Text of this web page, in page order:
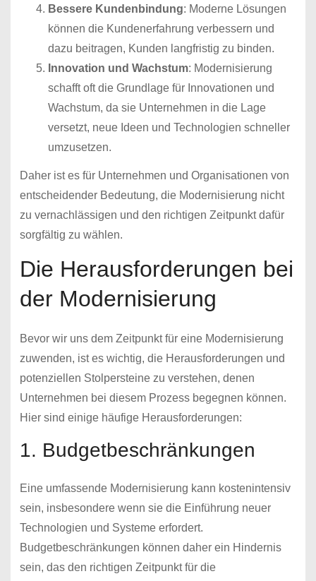
Bessere Kundenbindung: Moderne Lösungen
können die Kundenerfahrung verbessern und
dazu beitragen, Kunden langfristig zu binden.
Innovation und Wachstum: Modernisierung
schafft oft die Grundlage für Innovationen und
Wachstum, da sie Unternehmen in die Lage
versetzt, neue Ideen und Technologien schneller
umzusetzen.
Daher ist es für Unternehmen und Organisationen von
entscheidender Bedeutung, die Modernisierung nicht
zu vernachlässigen und den richtigen Zeitpunkt dafür
sorgfältig zu wählen.
Die Herausforderungen bei
der Modernisierung
Bevor wir uns dem Zeitpunkt für eine Modernisierung
zuwenden, ist es wichtig, die Herausforderungen und
potenziellen Stolpersteine zu verstehen, denen
Unternehmen bei diesem Prozess begegnen können.
Hier sind einige häufige Herausforderungen:
1. Budgetbeschränkungen
Eine umfassende Modernisierung kann kostenintensiv
sein, insbesondere wenn sie die Einführung neuer
Technologien und Systeme erfordert.
Budgetbeschränkungen können daher ein Hindernis
sein, das den richtigen Zeitpunkt für die